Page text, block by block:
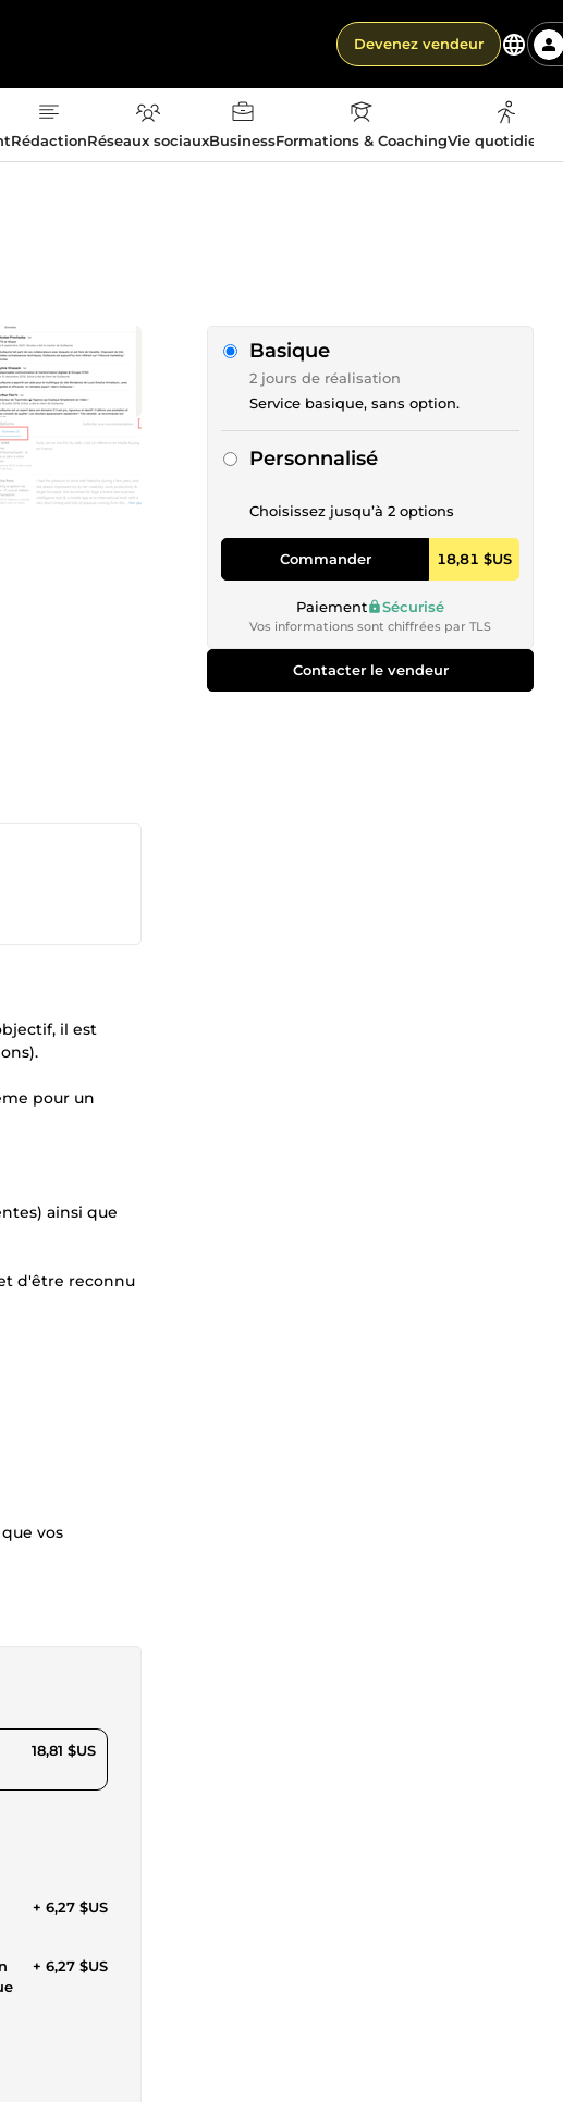
Devenez vendeur
RédactionRéseaux sociauxBusinessFormations & CoachingVie
il est
pour un
ainsi que
d'être reconnu
vos
18,81 $US
+ 6,27 $US
+ 6,27 $US
Basique
2 jours de réalisation
Service basique, sans option.
Personnalisé
Choisissez jusqu’à 2 options
Commander 18,81 $US
Paiement Sécurisé
Vos informations sont chiffrées par TLS
Contacter le vendeur